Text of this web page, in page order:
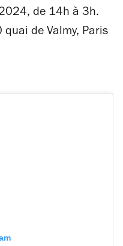
de 14h à 3h.
de Valmy, Paris